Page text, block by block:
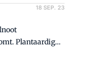
18 SEP. 23
Plantaardig